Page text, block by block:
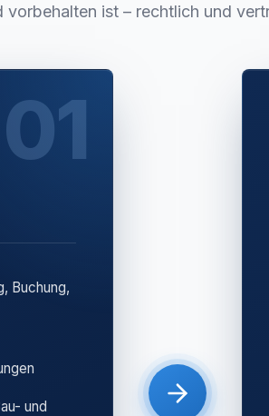
vorbehalten ist – rechtlich und
01
Buchung,
und